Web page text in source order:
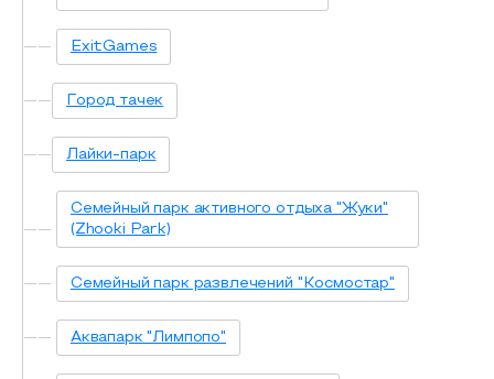
ExitGames
Город тачек
Лайки-парк
Семейный парк активного отдыха "Жуки"
(Zhooki Park)
Семейный парк развлечений "Космостар"
Аквапарк "Лимпопо"